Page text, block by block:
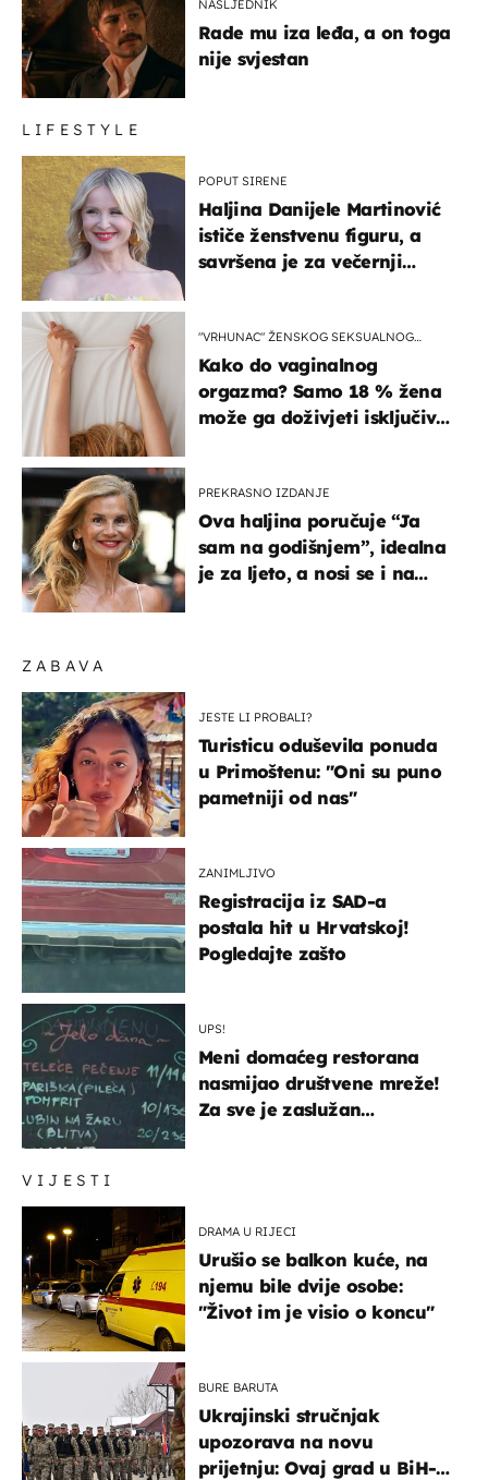
VIJESTI
DRAMA U RIJECI
Urušio se balkon kuće, na
njemu bile dvije osobe:
"Život im je visio o koncu"
BURE BARUTA
Ukrajinski stručnjak
upozorava na novu
prijetnju: Ovaj grad u BiH-u
ZABAVA
JESTE LI PROBALI?
Turisticu oduševila ponuda
u Primoštenu: "Oni su puno
pametniji od nas"
ZANIMLJIVO
Registracija iz SAD-a
postala hit u Hrvatskoj!
Pogledajte zašto
UPS!
Meni domaćeg restorana
nasmijao društvene mreže!
Za sve je zaslužan
NASLJEDNIK
Rade mu iza leđa, a on toga
nije svjestan
LIFESTYLE
POPUT SIRENE
Haljina Danijele Martinović
ističe ženstvenu figuru, a
savršena je za večernji
"VRHUNAC" ŽENSKOG SEKSUALNOG
Kako do vaginalnog
orgazma? Samo 18 % žena
može ga doživjeti isključivo
PREKRASNO IZDANJE
Ova haljina poručuje “Ja
sam na godišnjem”, idealna
je za ljeto, a nosi se i na